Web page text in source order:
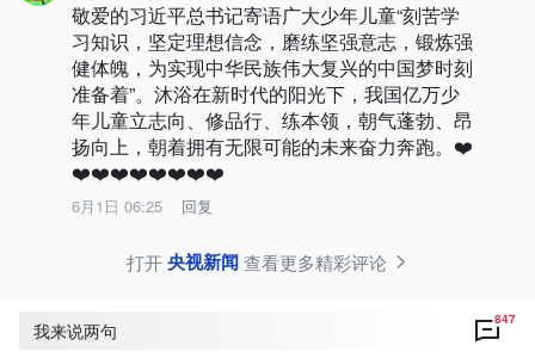
敬爱的习近平总书记寄语广大少年儿童“刻苦学
习知识，坚定理想信念，磨练坚强意志，锻炼强
健体魄，为实现中华民族伟大复兴的中国梦时刻
准备着”。沐浴在新时代的阳光下，我国亿万少
年儿童立志向、修品行、练本领，朝气蓬勃、昂
扬向上，朝着拥有无限可能的未来奋力奔跑。❤️
❤️❤️❤️❤️❤️❤️❤️❤️
6月1日 06:25 回复
打开央视新闻查看更多精彩评论
我来说两句 847